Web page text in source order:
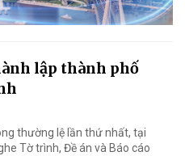
lập thành phố
thường lệ lần thứ nhất, tại
Tờ trình, Đề án và Báo cáo